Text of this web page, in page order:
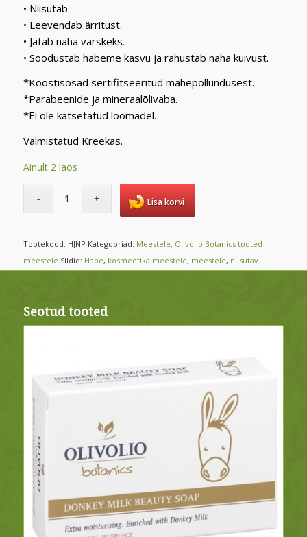
• Niisutab
• Leevendab ärritust.
• Jätab naha värskeks.
• Soodustab habeme kasvu ja rahustab naha kuivust.
*Koostisosad sertifitseeritud mahepõllundusest.
*Parabeenide ja mineraalõlivaba.
*Ei ole katsetatud loomadel.
Valmistatud Kreekas.
Ainult 2 laos
Lisa korvi
Tootekood: HJNP Kategooriad: Meestele, Olivolio Botanics tooted
meestele Sildid: Habe, kosmeetika meestele, meestele, niisutav
Seotud tooted